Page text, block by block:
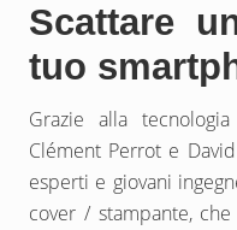
Scattare
tuo
Grazie alla
Clément Perrot e
esperti e giovani
cover / stampante,